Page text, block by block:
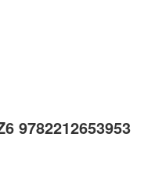
9782212653953